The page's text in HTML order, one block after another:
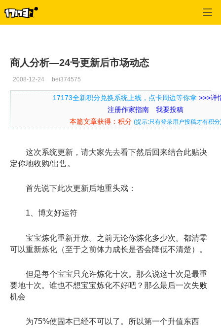
商人分析—24号更新后市场动态
2008-12-24 bei374575
17173全新积分兑换系统上线，点卡周边等你拿 >>>详
注册作家指南
我要投稿
本篇文章获得：积分 (提示:只有登录用户投稿才有积分
这次系统更新，请大家先去看下然后回来结合此贴决
定你地收购/出售。
首先说下此次更新后地重头戏：
1、博文好运符
宝宝炼化重新开放。之前无论你炼化多少次。都清零
可以重新炼化（至于之前体力成长是否会降低不清楚）。
但是每个宝宝只允许炼化十次。那么说这十次是最重
要地十次。谁也不想宝宝炼化不好吧？那么最后一次失败
机会
为75%使固本已经不可以了。所以第一个升值东西